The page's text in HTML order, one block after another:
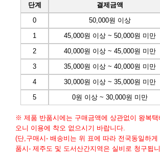
단계 결제금액
0
50,000원 이상
1
45,000원 이상 ~ 50,000원 미만
2
40,000원 이상 ~ 45,000원 미만
3
35,000원 이상 ~ 40,000원 미만
4
30,000원 이상 ~ 35,000원 미만
5
0원 이상 ~ 30,000원 미만
※ 제품 반품시에는 구매금액에 상관없이 왕복택
오니 이용에 착오 없으시기 바랍니다.
(단,구매시- 배송비는 위 표에 따라 전국동일하
품시- 제주도 및 도서산간지역은 실비로 청구됩